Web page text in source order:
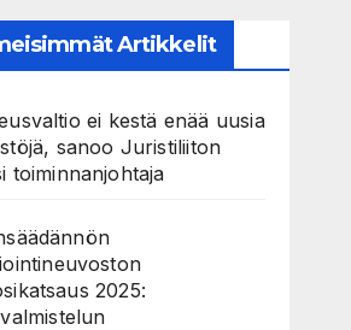
Artikkelit
ei kestä enää uusia
sanoo Juristiliiton
toiminnanjohtaja
2025: